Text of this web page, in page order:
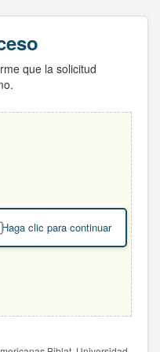
que la solicitud
Haga clic para continuar